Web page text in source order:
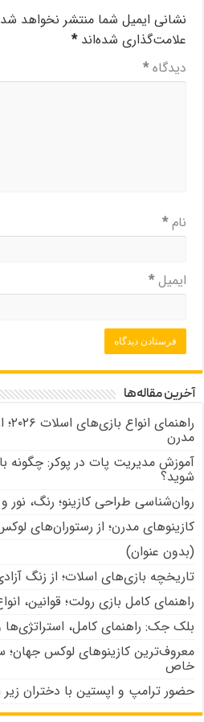
نشانی ایمیل شما منتشر نخواهد
علامت‌گذاری شده‌اند*
دیدگاه*
نام*
ایمیل*
آخرین مقاله‌ها
مدرن
آموزش مدیریت پات در پوکر: چگونه با
شوید؟
روان‌شناسی طراحی کازینو؛ رنگ، نور و
کازینوهای مدرن؛ از رستوران‌های
(بدون عنوان)
تاریخچه بازی‌های اسلات؛ از زنگ
راهنمای کامل بازی رولت؛ قوانین،
بلک جک: راهنمای کامل، استراتژی‌ها
معروف‌ترین کازینوهای لوکس جهان؛
خاص
حضور ترامپ و اپستین با دختران زیر ۲۱ سال در کازینو